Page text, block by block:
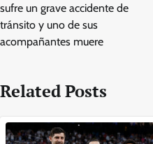
sufre un grave accidente de
tránsito y uno de sus
acompañantes muere
Related Posts